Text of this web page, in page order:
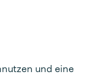
und eine